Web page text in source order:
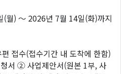
(월) 〜 2026년 7월 14일(화)까지
접수(접수기간 내 도착에 한함)
서 ② 사업제안서(원본 1부, 사